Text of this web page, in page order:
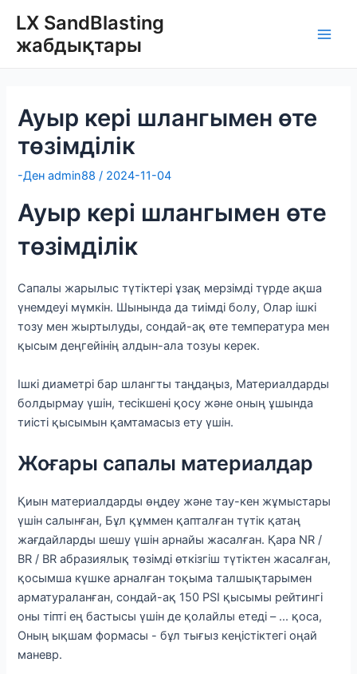
өтуLX SandBlasting
жабдықтары
Ауыр кері шлангымен өте
төзімділік
-Денadmin88/ 2024-11-04
Ауыр кері шлангымен өте
төзімділік
Сапалы жарылыс түтіктері ұзақ мерзімді түрде ақша
үнемдеуі мүмкін. Шынында да тиімді болу, Олар ішкі
тозу мен жыртылуды, сондай-ақ өте температура мен
қысым деңгейінің алдын-ала тозуы керек.
Ішкі диаметрі бар шлангты таңдаңыз, Материалдарды
болдырмау үшін, тесікшені қосу және оның ұшында
тиісті қысымын қамтамасыз ету үшін.
Жоғары сапалы материалдар
Қиын материалдарды өңдеу және тау-кен жұмыстары
үшін салынған, Бұл құммен қапталған түтік қатаң
жағдайларды шешу үшін арнайы жасалған. Қара NR /
BR / BR абразиялық төзімді өткізгіш түтіктен жасалған,
қосымша күшке арналған тоқыма талшықтарымен
арматураланған, сондай-ақ 150 PSI қысымы рейтингі
оны тіпті ең бастысы үшін де қолайлы етеді – ... қоса,
Оның ықшам формасы - бұл тығыз кеңістіктегі оңай
маневр.